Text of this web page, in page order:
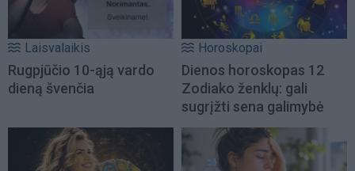
Laisvalaikis
Rugpjūčio 10-ąją vardo
dieną švenčia
Horoskopai
Dienos horoskopas 12
Zodiako ženklų: gali
sugrįžti sena galimybė